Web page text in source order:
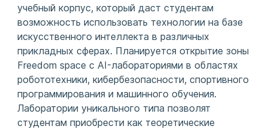
учебный корпус, который даст студентам
возможность использовать технологии на базе
искусственного интеллекта в различных
прикладных сферах. Планируется открытие зоны
Freedom space c AI-лабораториями в областях
робототехники, кибербезопасности, спортивного
программирования и машинного обучения.
Лаборатории уникального типа позволят
студентам приобрести как теоретические